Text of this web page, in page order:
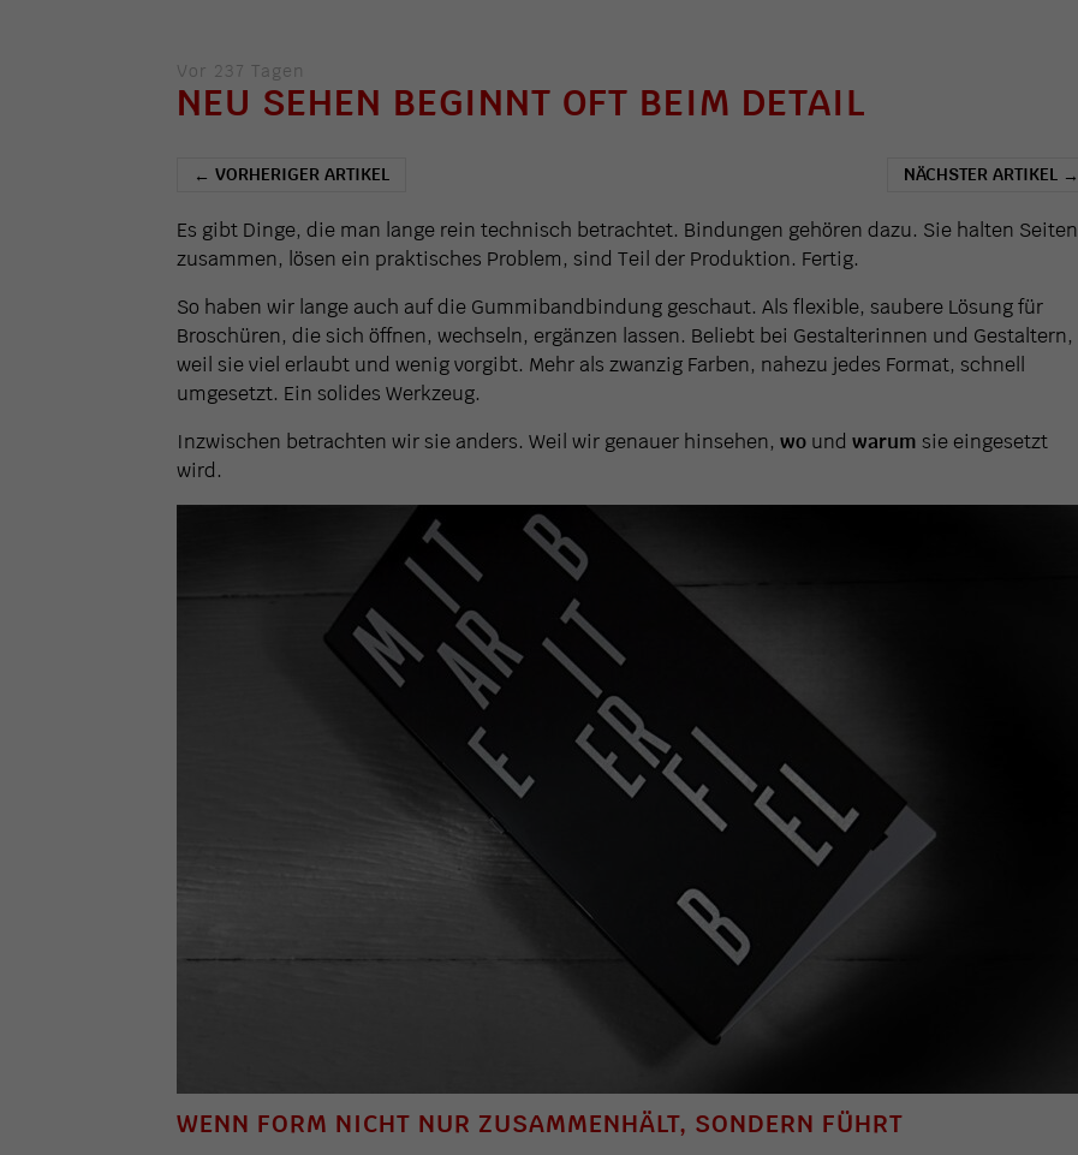
Vor 237 Tagen
NEU SEHEN BEGINNT OFT BEIM DETAIL
← VORHERIGER ARTIKEL NÄCHSTER ARTIKEL →
Es gibt Dinge, die man lange rein technisch betrachtet. Bindungen gehören dazu. Sie halten Seiten
zusammen, lösen ein praktisches Problem, sind Teil der Produktion. Fertig.
So haben wir lange auch auf die Gummibandbindung geschaut. Als flexible, saubere Lösung für
Broschüren, die sich öffnen, wechseln, ergänzen lassen. Beliebt bei Gestalterinnen und Gestaltern,
weil sie viel erlaubt und wenig vorgibt. Mehr als zwanzig Farben, nahezu jedes Format, schnell
umgesetzt. Ein solides Werkzeug.
Inzwischen betrachten wir sie anders. Weil wir genauer hinsehen, wo und warum sie eingesetzt
wird.
WENN FORM NICHT NUR ZUSAMMENHÄLT, SONDERN FÜHRT